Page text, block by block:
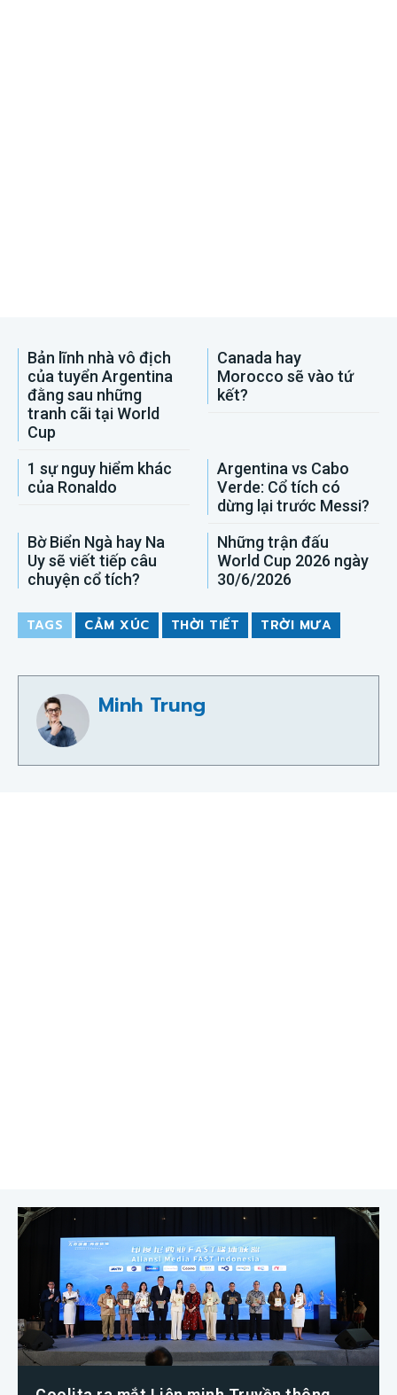
Bản lĩnh nhà vô địch
của tuyển Argentina
đằng sau những
tranh cãi tại World
Cup
Canada hay
Morocco sẽ vào tứ
kết?
1 sự nguy hiểm khác
của Ronaldo
Argentina vs Cabo
Verde: Cổ tích có
dừng lại trước Messi?
Bờ Biển Ngà hay Na
Uy sẽ viết tiếp câu
chuyện cổ tích?
Những trận đấu
World Cup 2026 ngày
30/6/2026
TAGS CẢM XÚC THỜI TIẾT TRỜI MƯA
Minh Trung